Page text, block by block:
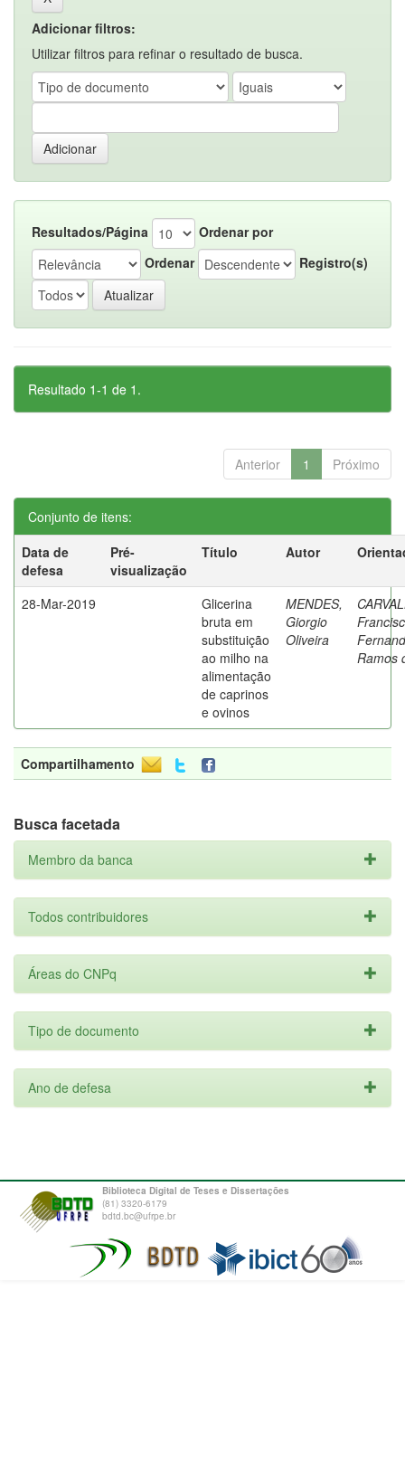
Adicionar filtros:
Utilizar filtros para refinar o resultado de busca.
Resultados/Página
Ordenar por
Ordenar
Registro(s)
Resultado 1-1 de 1.
Anterior 1 Próximo
Conjunto de itens:
Data de
defesa
Pré-
visualização
Título Autor
28-Mar-2019
Glicerina
bruta em
substituição
ao milho na
alimentação
de caprinos
e ovinos
MENDES,
Giorgio
Oliveira
Ramos
Compartilhamento
Busca facetada
Membro da banca
Todos contribuidores
Áreas do CNPq
Tipo de documento
Ano de defesa
Biblioteca Digital de Teses e Dissertações
(81) 3320-6179
bdtd.bc@ufrpe.br